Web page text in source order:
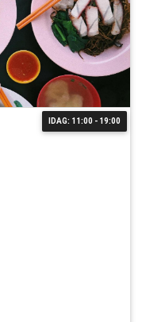
IDAG: 11:00 - 19:00